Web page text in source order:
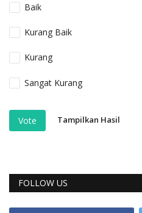
Baik
Kurang Baik
Kurang
Sangat Kurang
Vote Tampilkan Hasil
FOLLOW US